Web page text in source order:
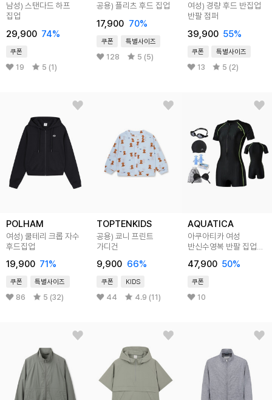
남성) 스탠다드 하프
집업
29,900 74%
쿠폰
19 5 (1)
공용) 플리츠 후드 집업
17,900 70%
쿠폰 특별사이즈
128 5 (5)
여성) 경량 후드 반집업
반팔 점퍼
39,900 55%
쿠폰 특별사이즈
13 5 (2)
POLHAM
여성) 쿨테리 크롭 자수
후드집업
19,900 71%
쿠폰 특별사이즈
86 5 (32)
TOPTENKIDS
공용) 쿄니 프린트
가디건
9,900 66%
쿠폰 KIDS
44 4.9 (11)
AQUATICA
아쿠아티카 여성
반신수영복 반팔 집업
47,900 50%
쿠폰
10